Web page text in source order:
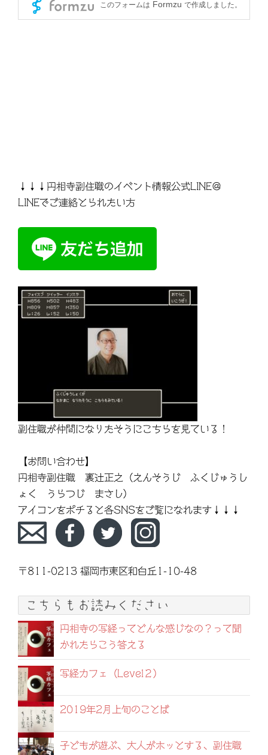
↓↓↓円相寺副住職のイベント情報公式LINE＠
LINEでご連絡とられたい方
副住職が仲間になりたそうにこちらを見ている！
【お問い合わせ】
円相寺副住職 裏辻正之（えんそうじ ふくじゅうし
ょく うらつじ まさし）
アイコンをポチると各SNSをご覧になれます↓↓↓
〒811-0213 福岡市東区和白丘1-10-48
こちらもお読みください
円相寺の写経ってどんな感じなの？って聞
かれたらこう答える
写経カフェ（Level２）
2019年2月上旬のことば
子どもが遊ぶ、大人がホッとする、副住職